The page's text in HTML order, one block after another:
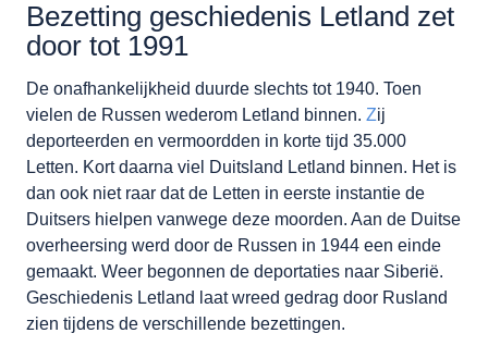
Bezetting geschiedenis Letland zet
door tot 1991
De onafhankelijkheid duurde slechts tot 1940. Toen
vielen de Russen wederom Letland binnen. Zij
deporteerden en vermoordden in korte tijd 35.000
Letten. Kort daarna viel Duitsland Letland binnen. Het is
dan ook niet raar dat de Letten in eerste instantie de
Duitsers hielpen vanwege deze moorden. Aan de Duitse
overheersing werd door de Russen in 1944 een einde
gemaakt. Weer begonnen de deportaties naar Siberië.
Geschiedenis Letland laat wreed gedrag door Rusland
zien tijdens de verschillende bezettingen.